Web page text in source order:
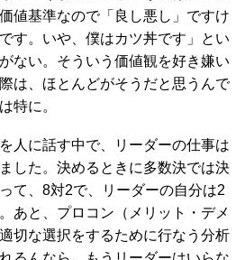
値基準なので「良し悪し」ですけ
す。いや、僕はカツ丼です」とい
ない。そういう価値観を好き嫌い
は、ほとんどがそうだと思うんで
特に。
人に話す中で、リーダーの仕事は
した。決めるときに多数決では決
て、8対2で、リーダーの自分は2
あと、プロコン（メリット・デメ
切な選択をするために行なう分析